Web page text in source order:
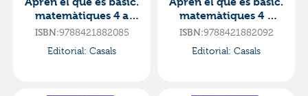
matemàtiques 4 a
eso.
codi obert
ISBN:9788421882085
Editorial: Casals
matemàtiques 4 b
eso.
codi obert
ISBN:9788421882092
Editorial: Casals